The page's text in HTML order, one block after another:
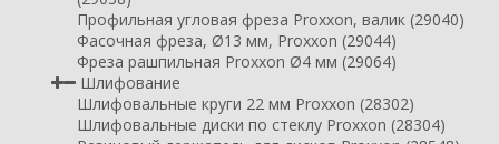
Профильная угловая фреза Proxxon, валик (29040)
Фасочная фреза, Ø13 мм, Proxxon (29044)
Фреза рашпильная Proxxon Ø4 мм (29064)
Шлифование
Шлифовальные круги 22 мм Proxxon (28302)
Шлифовальные диски по стеклу Proxxon (28304)